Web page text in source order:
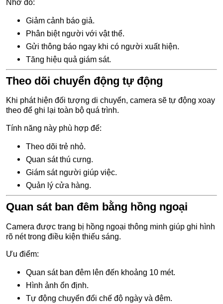
Nhờ đó:
Giảm cảnh báo giả.
Phân biệt người với vật thể.
Gửi thông báo ngay khi có người xuất hiện.
Tăng hiệu quả giám sát.
Theo dõi chuyển động tự động
Khi phát hiện đối tượng di chuyển, camera sẽ tự động xoay
theo để ghi lại toàn bộ quá trình.
Tính năng này phù hợp để:
Theo dõi trẻ nhỏ.
Quan sát thú cưng.
Giám sát người giúp việc.
Quản lý cửa hàng.
Quan sát ban đêm bằng hồng ngoại
Camera được trang bị hồng ngoại thông minh giúp ghi hình
rõ nét trong điều kiện thiếu sáng.
Ưu điểm:
Quan sát ban đêm lên đến khoảng 10 mét.
Hình ảnh ổn định.
Tự động chuyển đổi chế độ ngày và đêm.